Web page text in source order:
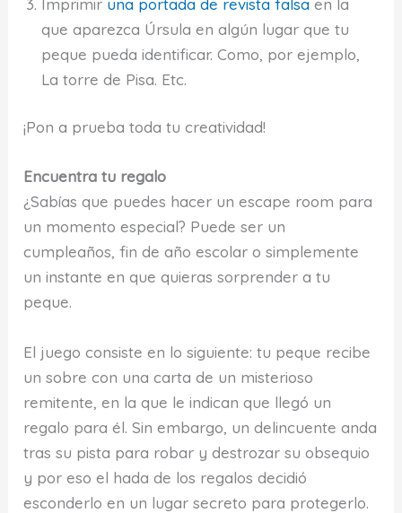
que aparezca Úrsula en algún lugar que tu
peque pueda identificar. Como, por ejemplo,
La torre de Pisa. Etc.
¡Pon a prueba toda tu creatividad!
Encuentra tu regalo
¿Sabías que puedes hacer un escape room para
un momento especial? Puede ser un
cumpleaños, fin de año escolar o simplemente
un instante en que quieras sorprender a tu
peque.
El juego consiste en lo siguiente: tu peque recibe
un sobre con una carta de un misterioso
remitente, en la que le indican que llegó un
regalo para él. Sin embargo, un delincuente anda
tras su pista para robar y destrozar su obsequio
y por eso el hada de los regalos decidió
esconderlo en un lugar secreto para protegerlo.